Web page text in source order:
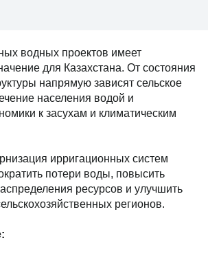
водных проектов имеет
для Казахстана. От состояния
напрямую зависят сельское
населения водой и
к засухам и климатическим
ирригационных систем
потери воды, повысить
ресурсов и улучшить
регионов.